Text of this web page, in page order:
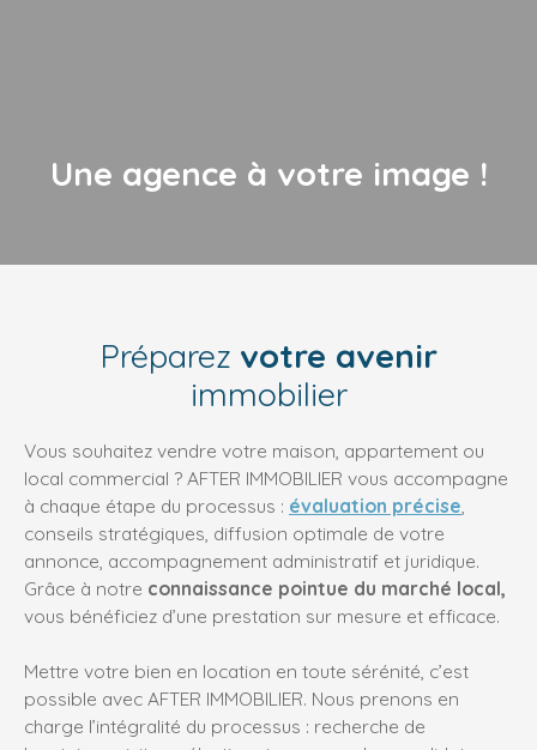
Une agence à votre image !
Préparez votre avenir
immobilier
Vous souhaitez vendre votre maison, appartement ou
local commercial ? AFTER IMMOBILIER vous accompagne
à chaque étape du processus : évaluation précise,
conseils stratégiques, diffusion optimale de votre
annonce, accompagnement administratif et juridique.
Grâce à notre connaissance pointue du marché local,
vous bénéficiez d’une prestation sur mesure et efficace.
Mettre votre bien en location en toute sérénité, c’est
possible avec AFTER IMMOBILIER. Nous prenons en
charge l’intégralité du processus : recherche de